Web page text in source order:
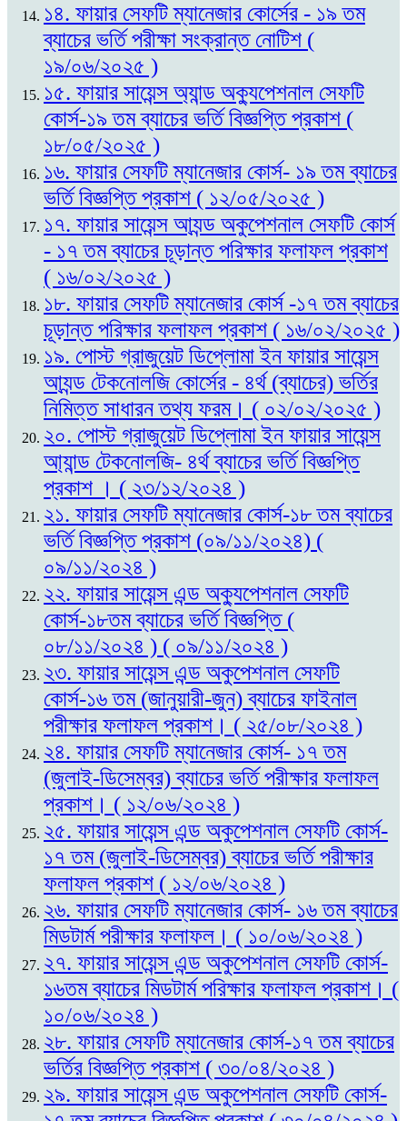
১৪. ফায়ার সেফটি ম্যানেজার কোর্সের - ১৯ তম
ব্যাচের ভর্তি পরীক্ষা সংক্রান্ত নোটিশ (
১৯/০৬/২০২৫ )
১৫. ফায়ার সায়েন্স অ্যান্ড অক্যুপেশনাল সেফটি
কোর্স-১৯ তম ব্যাচের ভর্তি বিজ্ঞপ্তি প্রকাশ (
১৮/০৫/২০২৫ )
১৬. ফায়ার সেফটি ম্যানেজার কোর্স- ১৯ তম ব্যাচের
ভর্তি বিজ্ঞপ্তি প্রকাশ ( ১২/০৫/২০২৫ )
১৭. ফায়ার সায়েন্স আ্যন্ড অকুপেশনাল সেফটি কোর্স
- ১৭ তম ব্যাচের চূড়ান্ত পরিক্ষার ফলাফল প্রকাশ
( ১৬/০২/২০২৫ )
১৮. ফায়ার সেফটি ম্যানেজার কোর্স -১৭ তম ব্যাচের
চূড়ান্ত পরিক্ষার ফলাফল প্রকাশ ( ১৬/০২/২০২৫ )
১৯. পোস্ট গ্রাজুয়েট ডিপ্লোমা ইন ফায়ার সায়েন্স
আ্যন্ড টেকনোলজি কোর্সের - ৪র্থ (ব্যাচের) ভর্তির
নিমিত্ত সাধারন তথ্য ফরম। ( ০২/০২/২০২৫ )
২০. পোস্ট গ্রাজুয়েট ডিপ্লোমা ইন ফায়ার সায়েন্স
আ্যান্ড টেকনোলজি- ৪র্থ ব্যাচের ভর্তি বিজ্ঞপ্তি
প্রকাশ । ( ২৩/১২/২০২৪ )
২১. ফায়ার সেফটি ম্যানেজার কোর্স-১৮ তম ব্যাচের
ভর্তি বিজ্ঞপ্তি প্রকাশ (০৯/১১/২০২৪) (
০৯/১১/২০২৪ )
২২. ফায়ার সায়েন্স এন্ড অক্যুপেশনাল সেফটি
কোর্স-১৮তম ব্যাচের ভর্তি বিজ্ঞপ্তি (
০৮/১১/২০২৪ ) ( ০৯/১১/২০২৪ )
২৩. ফায়ার সায়েন্স এন্ড অকুপেশনাল সেফটি
কোর্স-১৬ তম (জানুয়ারী-জুন) ব্যাচের ফাইনাল
পরীক্ষার ফলাফল প্রকাশ। ( ২৫/০৮/২০২৪ )
২৪. ফায়ার সেফটি ম্যানেজার কোর্স- ১৭ তম
(জুলাই-ডিসেম্বর) ব্যাচের ভর্তি পরীক্ষার ফলাফল
প্রকাশ। ( ১২/০৬/২০২৪ )
২৫. ফায়ার সায়েন্স এন্ড অকুপেশনাল সেফটি কোর্স-
১৭ তম (জুলাই-ডিসেম্বর) ব্যাচের ভর্তি পরীক্ষার
ফলাফল প্রকাশ ( ১২/০৬/২০২৪ )
২৬. ফায়ার সেফটি ম্যানেজার কোর্স- ১৬ তম ব্যাচের
মিডটার্ম পরীক্ষার ফলাফল। ( ১০/০৬/২০২৪ )
২৭. ফায়ার সায়েন্স এন্ড অকুপেশনাল সেফটি কোর্স-
১৬তম ব্যাচের মিডটার্ম পরিক্ষার ফলাফল প্রকাশ। (
১০/০৬/২০২৪ )
২৮. ফায়ার সেফটি ম্যানেজার কোর্স-১৭ তম ব্যাচের
ভর্তির বিজ্ঞপ্তি প্রকাশ ( ৩০/০৪/২০২৪ )
২৯. ফায়ার সায়েন্স এন্ড অকুপেশনাল সেফটি কোর্স-